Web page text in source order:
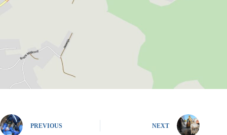
PREVIOUS NEXT